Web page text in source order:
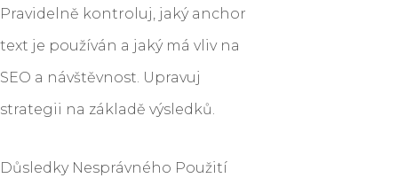
Pravidelně kontroluj, jaký anchor
text je používán a jaký má vliv na
SEO a návštěvnost. Upravuj
strategii na základě výsledků.
Důsledky Nesprávného Použití